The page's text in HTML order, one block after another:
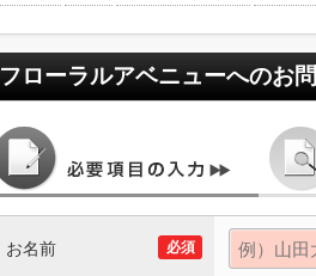
フローラルアベニューへのお
必須
お名前